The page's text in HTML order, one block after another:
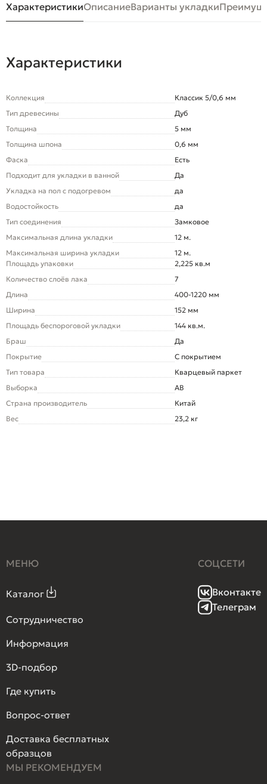
ХарактеристикиОписаниеВарианты укладки
Характеристики
Коллекция
Классик 5/0,6 мм
Тип древесины
Дуб
Толщина
5 мм
Толщина шпона
0,6 мм
Фаска
Есть
Подходит для укладки в ванной
Да
Укладка на пол c подогревом
да
Водостойкость
да
Тип соединения
Замковое
Максимальная длина укладки
12 м.
Максимальная ширина укладки
12 м.
Площадь упаковки
2,225 кв.м
Количество слоёв лака
7
Длина
400-1220 мм
Ширина
152 мм
Площадь беспороговой укладки
144 кв.м.
Браш
Да
Покрытие
С покрытием
Тип товара
Кварцевый паркет
Выборка
AB
Страна производитель
Китай
Вес
23,2 кг
МЕНЮ
Каталог
Сотрудничество
Информация
3D-подбор
Где купить
Вопрос-ответ
Доставка бесплатных
образцов
СОЦСЕТИ
Вконтакте
Телеграм
МЫ РЕКОМЕНДУЕМ